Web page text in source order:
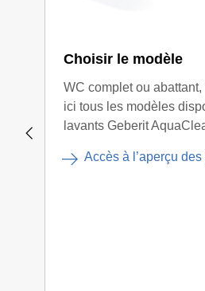
Choisir le modèle
WC complet ou
ici tous les modèles
lavants Geberit
Accès à l’aperçu